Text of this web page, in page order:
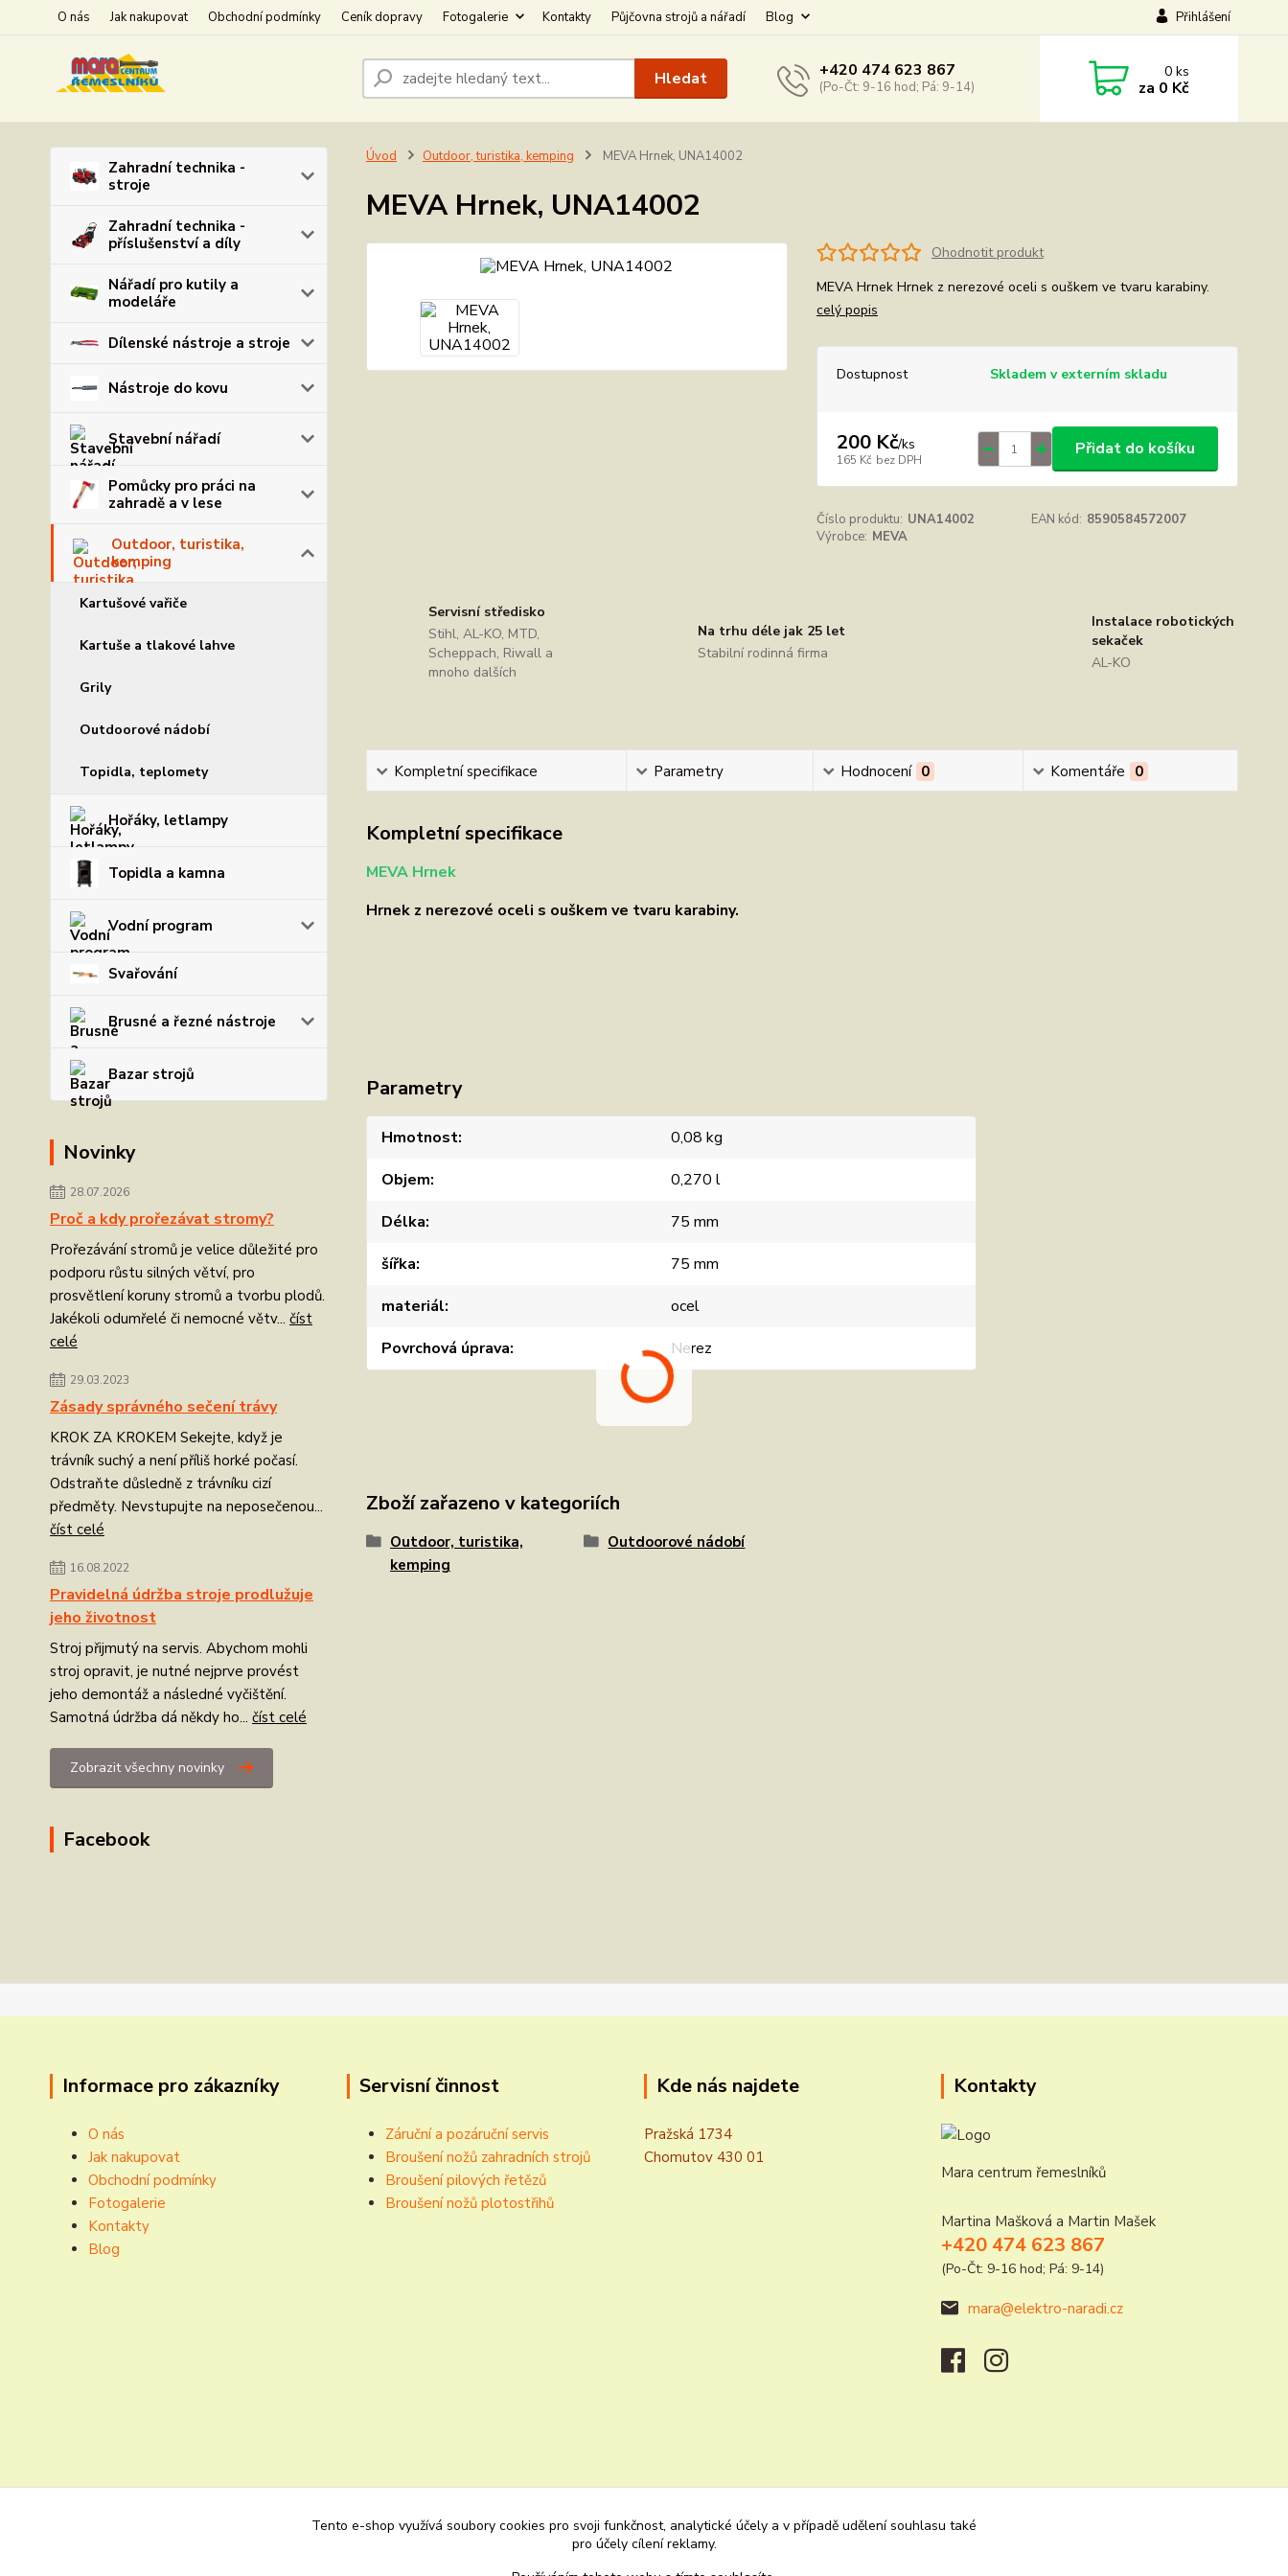
O nás Jak nakupovat Obchodní podmínky Ceník dopravy Fotogalerie Kontakty Půjčovna strojů a nářadí Blog Přihlášení
Hledat +420 474 623 867
(Po-Čt: 9-16 hod; Pá: 9-14)
0ks
za 0 Kč
Zahradní technika -
stroje
Zahradní technika -
příslušenství a díly
Nářadí pro kutily a
modeláře
Dílenské nástroje a stroje
Nástroje do kovu
Stavební nářadí
Pomůcky pro práci na
zahradě a v lese
Outdoor, turistika,
kemping
Kartušové vařiče
Kartuše a tlakové lahve
Grily
Outdoorové nádobí
Topidla, teplomety
Hořáky, letlampy
Topidla a kamna
Vodní program
Svařování
Brusné a řezné nástroje
Bazar strojů
Novinky
28.07.2026
Proč a kdy prořezávat stromy?
Prořezávání stromů je velice důležité pro
podporu růstu silných větví, pro
prosvětlení koruny stromů a tvorbu plodů.
Jakékoli odumřelé či nemocné větv... číst
celé
29.03.2023
Zásady správného sečení trávy
KROK ZA KROKEM Sekejte, když je
trávník suchý a není příliš horké počasí.
Odstraňte důsledně z trávníku cizí
předměty. Nevstupujte na neposečenou...
číst celé
16.08.2022
Pravidelná údržba stroje prodlužuje
jeho životnost
Stroj přijmutý na servis. Abychom mohli
stroj opravit, je nutné nejprve provést
jeho demontáž a následné vyčištění.
Samotná údržba dá někdy ho... číst celé
Zobrazit všechny novinky
Facebook
Úvod Outdoor, turistika, kemping MEVA Hrnek, UNA14002
MEVA Hrnek, UNA14002
Ohodnotit produkt
MEVA Hrnek Hrnek z nerezové oceli s ouškem ve tvaru karabiny.
celý popis
Dostupnost Skladem v externím skladu
200 Kč/ks
165 Kč bez DPH
Přidat do košíku
Číslo produktu: UNA14002 EAN kód: 8590584572007
Výrobce: MEVA
Servisní středisko
Stihl, AL-KO, MTD,
Scheppach, Riwall a
mnoho dalších
Na trhu déle jak 25 let
Stabilní rodinná firma
Instalace robotických
sekaček
AL-KO
Kompletní specifikace Parametry Hodnocení 0 Komentáře 0
Kompletní specifikace
MEVA Hrnek
Hrnek z nerezové oceli s ouškem ve tvaru karabiny.
Parametry
Hmotnost
0,08 kg
Objem
0,270 l
Délka
75 mm
šířka
75 mm
materiál
ocel
Povrchová úprava
Nerez
Zboží zařazeno v kategoriích
Outdoor, turistika,
kemping
Outdoorové nádobí
Informace pro zákazníky
O nás
Jak nakupovat
Obchodní podmínky
Fotogalerie
Kontakty
Blog
Servisní činnost
Záruční a pozáruční servis
Broušení nožů zahradních strojů
Broušení pilových řetězů
Broušení nožů plotostřihů
Kde nás najdete
Pražská 1734
Chomutov 430 01
Kontakty
Mara centrum řemeslníků
Martina Mašková a Martin Mašek
+420 474 623 867
(Po-Čt: 9-16 hod; Pá: 9-14)
mara@elektro-naradi.cz
Tento e-shop využívá soubory cookies pro svoji funkčnost, analytické účely a v případě udělení souhlasu také
pro účely cílení reklamy.